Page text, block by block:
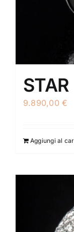
STAR
9.890,00€
Aggiungi al